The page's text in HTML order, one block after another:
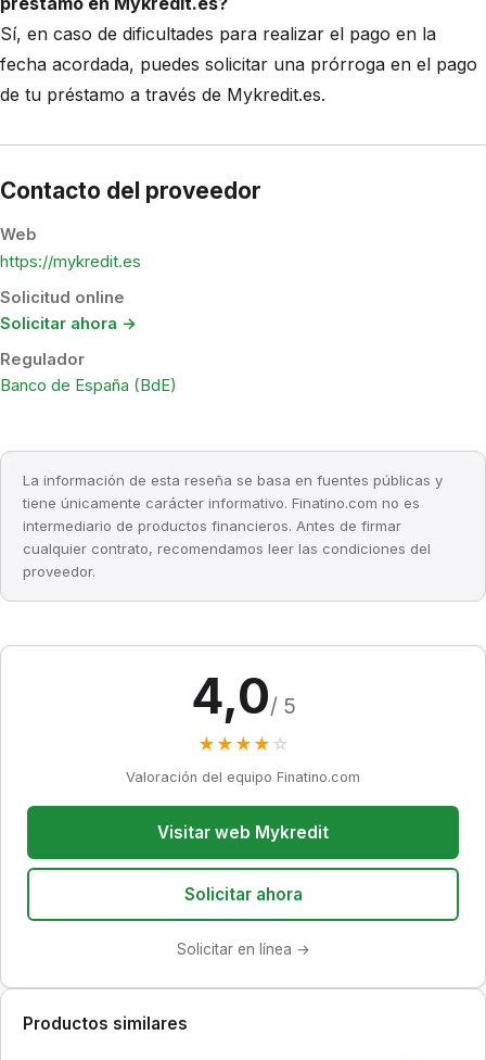
Sí, en caso de dificultades para realizar el pago en la
fecha acordada, puedes solicitar una prórroga en el pago
de tu préstamo a través de Mykredit.es.
Contacto del proveedor
Web
https://mykredit.es
Solicitud online
Solicitar ahora →
Regulador
Banco de España (BdE)
La información de esta reseña se basa en fuentes públicas y
tiene únicamente carácter informativo. Finatino.com no es
intermediario de productos financieros. Antes de firmar
cualquier contrato, recomendamos leer las condiciones del
proveedor.
4,0/ 5
★ ★ ★ ★ ☆
Valoración del equipo Finatino.com
Visitar web Mykredit
Solicitar ahora
Solicitar en línea →
Productos similares